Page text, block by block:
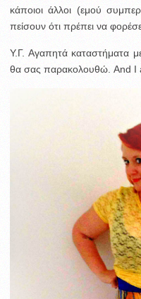
κάποιοι άλλοι (εμού
πείσουν ότι πρέπει να
Υ.Γ. Αγαπητά καταστήματα
θα σας παρακολουθώ. And I